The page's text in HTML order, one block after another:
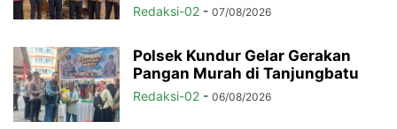
Redaksi-02 - 07/08/2026
Polsek Kundur Gelar Gerakan
Pangan Murah di Tanjungbatu
Redaksi-02 - 06/08/2026